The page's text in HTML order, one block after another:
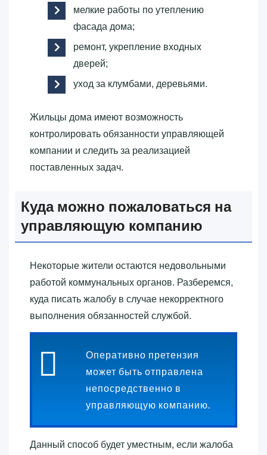
мелкие работы по утеплению
фасада дома;
ремонт, укрепление входных
дверей;
уход за клумбами, деревьями.
Жильцы дома имеют возможность
контролировать обязанности управляющей
компании и следить за реализацией
поставленных задач.
Куда можно пожаловаться на
управляющую компанию
Некоторые жители остаются недовольными
работой коммунальных органов. Разберемся,
куда писать жалобу в случае некорректного
выполнения обязанностей службой.
Оперативно претензия
может быть отправлена
непосредственно в
управляющую компанию.
Данный способ будет уместным, если жалоба